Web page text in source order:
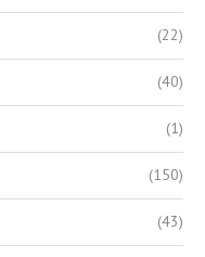
(22)
(40)
(1)
(150)
(43)